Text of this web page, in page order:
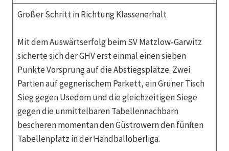
Großer Schritt in Richtung Klassenerhalt
Mit dem Auswärtserfolg beim SV Matzlow-Garwitz
sicherte sich der GHV erst einmal einen sieben
Punkte Vorsprung auf die Abstiegsplätze. Zwei
Partien auf gegnerischem Parkett, ein Grüner Tisch
Sieg gegen Usedom und die gleichzeitigen Siege
gegen die unmittelbaren Tabellennachbarn
bescheren momentan den Güstrowern den fünften
Tabellenplatz in der Handballoberliga.